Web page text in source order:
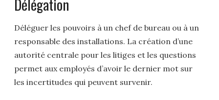
Délégation
Déléguer les pouvoirs à un chef de bureau ou à un
responsable des installations. La création d’une
autorité centrale pour les litiges et les questions
permet aux employés d’avoir le dernier mot sur
les incertitudes qui peuvent survenir.